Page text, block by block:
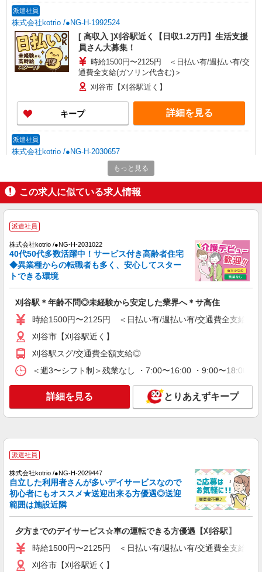
派遣社員
株式会社kotrio /●NG-H-1992524
[ 高収入 ]刈谷駅近く【日収1.2万円】生活支援
員さん大募集！
時給1500円〜2125円 ＜日払い有/週払い有/交
通費全支給(ガソリン代含む)＞
刈谷市【刈谷駅近く】
キープ 詳細を見る
派遣社員
株式会社kotrio /●NG-H-2030657
毎日通うのが楽しみになる＊ホテルのような美
しいサ高住のSTAFF
時給1500円〜2125円 ＜日払い有/週払い有/交
通費全支給(ガソリン代含む)＞
キープ 詳細を見る
派遣社員
株式会社kotrio /●NG-H-1974854
ト・フロアの巡回
時給1500円〜2125円 ＜日払い有/週払い有/交
通費全支給(ガソリン代含む)＞
キープ 詳細を見る
株式会社kotrio /●NG-H-2029833
刈谷市【刈谷駅近く】
キープ 詳細を見る
派遣社員
＜刈谷＞デイサービスSTAFF＊16時退社も
OK！子育て世代活躍中
もっと見る
この求人に似ている求人情報
派遣社員
株式会社kotrio /●NG-H-2031022
40代50代多数活躍中！サービス付き高齢者住宅
◆異業種からの転職者も多く、安心してスター
トできる環境
刈谷駅＊年齢不問◎未経験から安定した業界へ＊サ高住
時給1500円〜2125円 ＜日払い有/週払い有/交通費全支給(ガ
刈谷市【刈谷駅近く】
刈谷駅スグ/交通費全額支給◎
＜週3〜シフト制＞残業なし ・7:00〜16:00 ・9:00〜
詳細を見る とりあえずキープ
派遣社員
株式会社kotrio /●NG-H-2029447
自立した利用者さんが多いデイサービスなので
初心者にもオススメ★送迎出来る方優遇◎送迎
範囲は施設近隣
夕方までのデイサービス☆車の運転できる方優遇【刈谷駅】
時給1500円〜2125円 ＜日払い有/週払い有/交通費全支給(ガ
刈谷市【刈谷駅近く】